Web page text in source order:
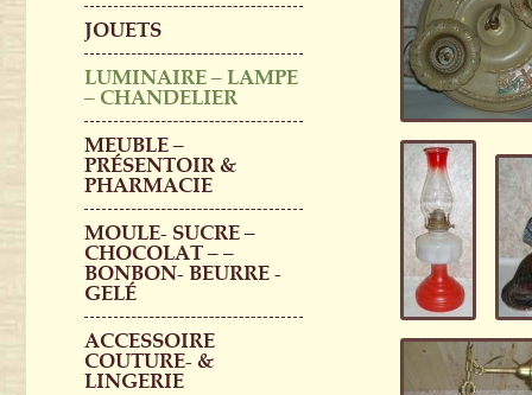
JOUETS
LUMINAIRE – LAMPE
– CHANDELIER
MEUBLE –
PRÉSENTOIR &
PHARMACIE
MOULE- SUCRE –
CHOCOLAT – –
BONBON- BEURRE -
GELÉ
ACCESSOIRE
COUTURE- &
LINGERIE